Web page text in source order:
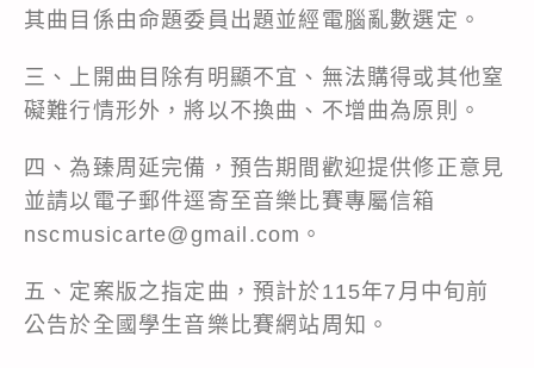
其曲目係由命題委員出題並經電腦亂數選定。
三、上開曲目除有明顯不宜、無法購得或其他窒
礙難行情形外，將以不換曲、不增曲為原則。
四、為臻周延完備，預告期間歡迎提供修正意見
並請以電子郵件逕寄至音樂比賽專屬信箱
nscmusicarte@gmail.com。
五、定案版之指定曲，預計於115年7月中旬前
公告於全國學生音樂比賽網站周知。